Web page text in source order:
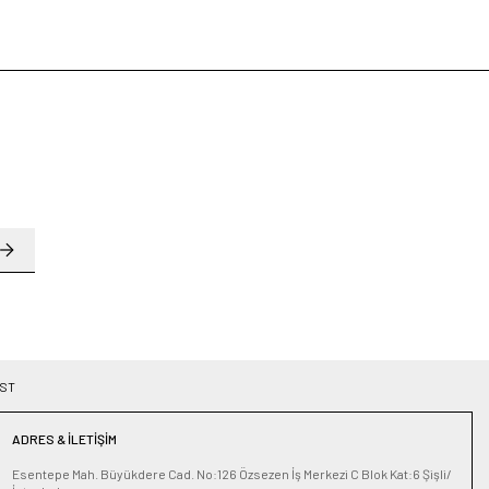
ADRES & İLETIŞIM
Esentepe Mah. Büyükdere Cad. No:126 Özsezen İş Merkezi C Blok Kat:6 Şişli/